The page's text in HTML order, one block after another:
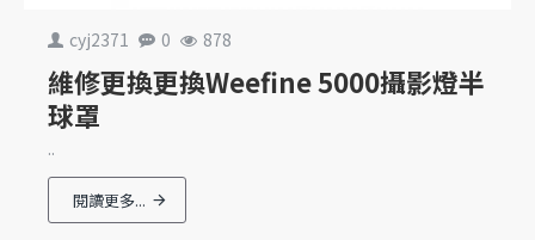
cyj2371 0 878
維修更換更換Weefine 5000攝影燈半
球罩
..
閱讀更多...